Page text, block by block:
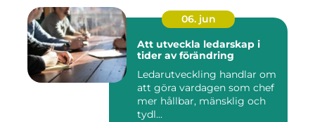
06. jun
Att utveckla ledarskap i
tider av förändring
Ledarutveckling handlar om
att göra vardagen som chef
mer hållbar, mänsklig och
tydl...